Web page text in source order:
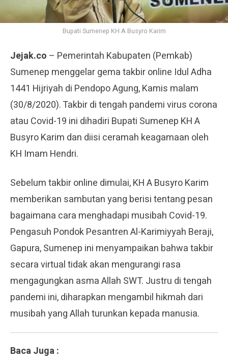
Bupati Sumenep KH A Busyro Karim
Jejak.co – Pemerintah Kabupaten (Pemkab)
Sumenep menggelar gema takbir online Idul Adha
1441 Hijriyah di Pendopo Agung, Kamis malam
(30/8/2020). Takbir di tengah pandemi virus corona
atau Covid-19 ini dihadiri Bupati Sumenep KH A
Busyro Karim dan diisi ceramah keagamaan oleh
KH Imam Hendri.
Sebelum takbir online dimulai, KH A Busyro Karim
memberikan sambutan yang berisi tentang pesan
bagaimana cara menghadapi musibah Covid-19.
Pengasuh Pondok Pesantren Al-Karimiyyah Beraji,
Gapura, Sumenep ini menyampaikan bahwa takbir
secara virtual tidak akan mengurangi rasa
mengagungkan asma Allah SWT. Justru di tengah
pandemi ini, diharapkan mengambil hikmah dari
musibah yang Allah turunkan kepada manusia.
Baca Juga :